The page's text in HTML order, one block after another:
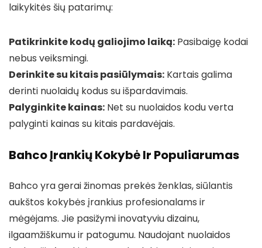
laikykitės šių patarimų:
Patikrinkite kodų galiojimo laiką: Pasibaigę kodai
nebus veiksmingi.
Derinkite su kitais pasiūlymais: Kartais galima
derinti nuolaidų kodus su išpardavimais.
Palyginkite kainas: Net su nuolaidos kodu verta
palyginti kainas su kitais pardavėjais.
Bahco Įrankių Kokybė Ir Populiarumas
Bahco yra gerai žinomas prekės ženklas, siūlantis
aukštos kokybės įrankius profesionalams ir
mėgėjams. Jie pasižymi inovatyviu dizainu,
ilgaamžiškumu ir patogumu. Naudojant nuolaidos